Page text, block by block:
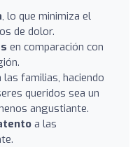
, lo que minimiza el
de dolor.
en comparación con
las familias, haciendo
queridos sea un
angustiante.
a las